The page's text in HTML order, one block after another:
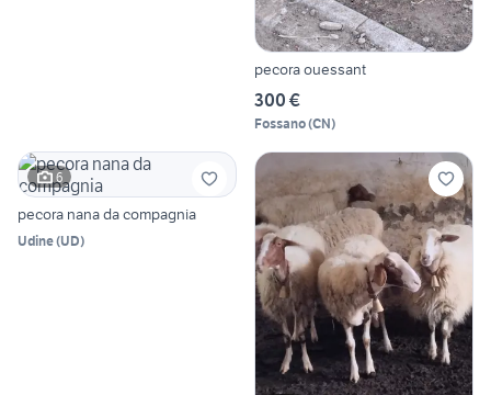
pecora ouessant
300 €
Fossano(CN)
6
pecora nana da compagnia
Udine(UD)